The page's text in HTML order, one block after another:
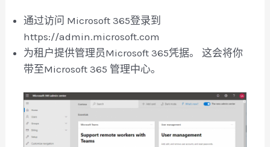
通过访问 Microsoft 365登录到
https://admin.microsoft.com
为租户提供管理员Microsoft 365凭据。 这会将你
带至Microsoft 365 管理中心。